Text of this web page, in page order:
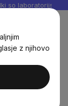
z njihovo
so laboratorijsko
dopolnila